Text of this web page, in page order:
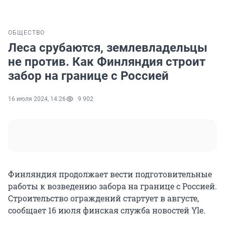
ОБЩЕСТВО
Леса срубаются, землевладельцы
не против. Как Финляндия строит
забор на границе с Россией
16 июля 2024, 14:26 9 902
Финляндия продолжает вести подготовительные
работы к возведению забора на границе с Россией.
Строительство ограждений стартует в августе,
сообщает 16 июля финская служба новостей Yle.